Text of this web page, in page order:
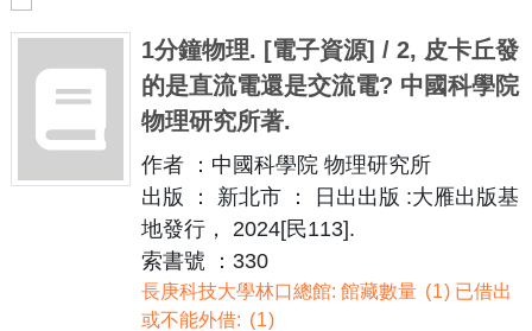
1分鐘物理. [電子資源] / 2, 皮卡丘發
的是直流電還是交流電? 中國科學院
物理研究所著.
作者 ：中國科學院 物理研究所
出版 ： 新北市 ： 日出出版 :大雁出版基
地發行， 2024[民113].
索書號 ：330
長庚科技大學林口總館: 館藏數量 1 已借出
或不能外借:
1